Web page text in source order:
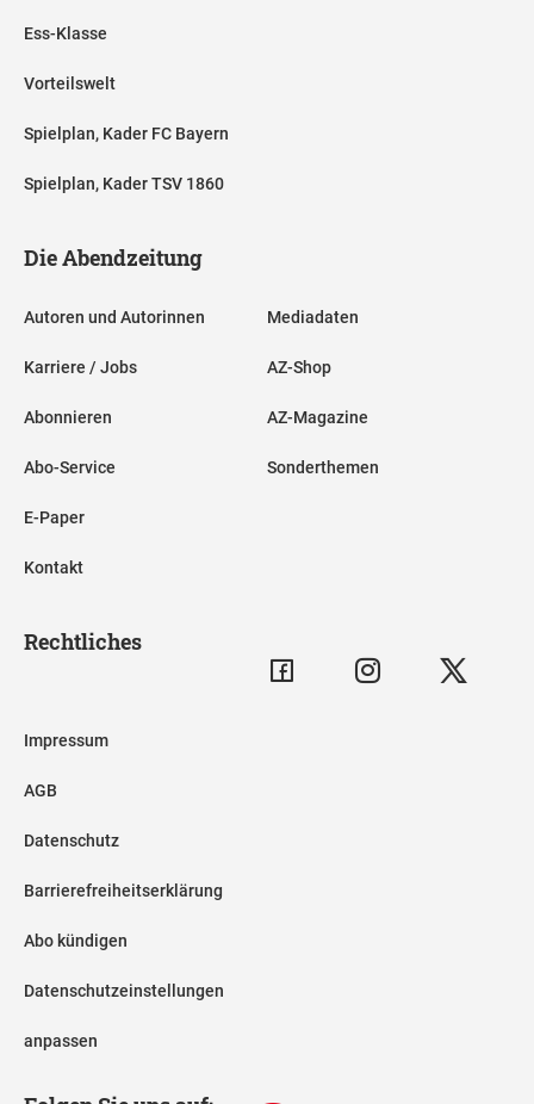
Ess-Klasse
Vorteilswelt
Spielplan, Kader FC Bayern
Spielplan, Kader TSV 1860
Die Abendzeitung
Autoren und Autorinnen
Karriere / Jobs
Abonnieren
Abo-Service
E-Paper
Kontakt
Mediadaten
AZ-Shop
AZ-Magazine
Sonderthemen
Rechtliches
Impressum
AGB
Datenschutz
Barrierefreiheitserklärung
Abo kündigen
Datenschutzeinstellungen
anpassen